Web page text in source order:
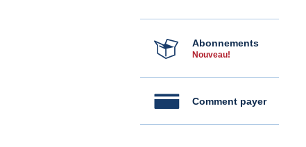
Abonnements
Nouveau!
Comment payer